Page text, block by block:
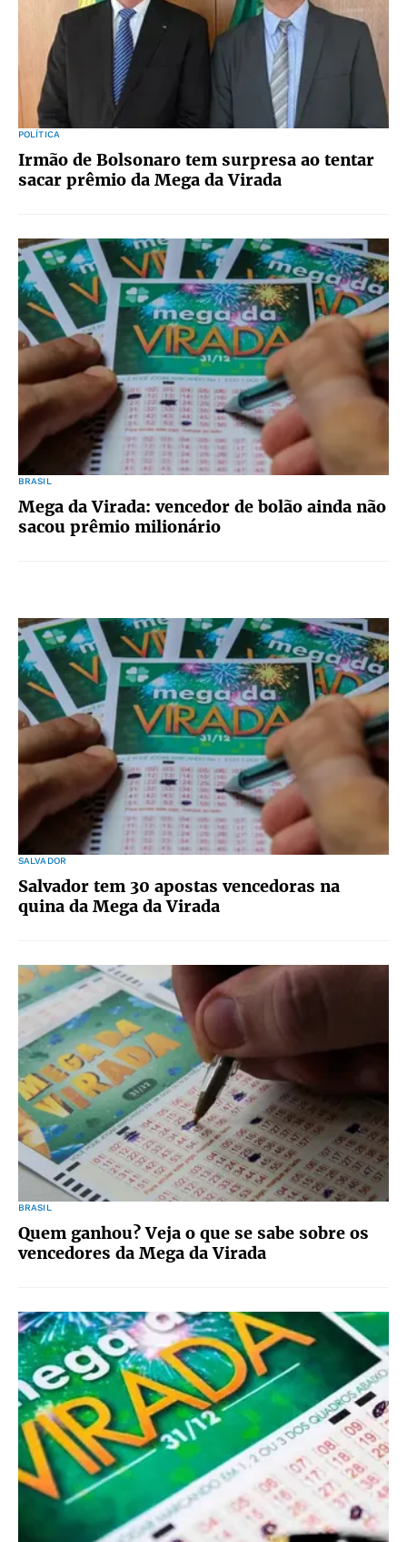
POLÍTICA
Irmão de Bolsonaro tem surpresa ao tentar
sacar prêmio da Mega da Virada
BRASIL
Mega da Virada: vencedor de bolão ainda não
sacou prêmio milionário
SALVADOR
Salvador tem 30 apostas vencedoras na
quina da Mega da Virada
BRASIL
Quem ganhou? Veja o que se sabe sobre os
vencedores da Mega da Virada